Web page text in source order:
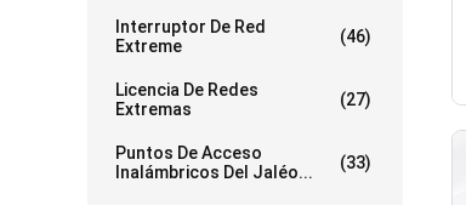
Interruptor De Red
Extreme
(46)
Licencia De Redes
Extremas
(27)
Puntos De Acceso
Inalámbricos Del Jaléo...
(33)